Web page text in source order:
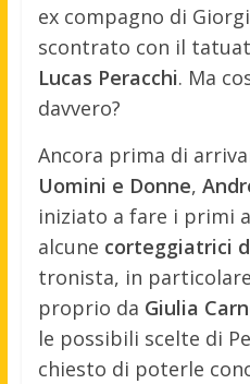
ex compagno di
scontrato con il
Lucas Peracchi. Ma
davvero?
Ancora prima di
Uomini e Donne,
iniziato a fare i primi
alcune corteggiatrici
tronista, in
proprio da Giulia
le possibili scelte di
chiesto di poterle